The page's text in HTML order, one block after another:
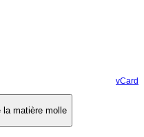
vCard
la matière molle